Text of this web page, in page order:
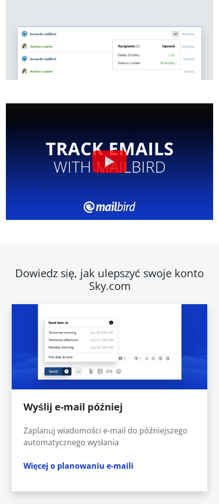
Dowiedz się, jak ulepszyć swoje konto
Sky.com
Wyślij e-mail później
Zaplanuj wiadomości e-mail do późniejszego
automatycznego wysłania
Więcej o planowaniu e-maili